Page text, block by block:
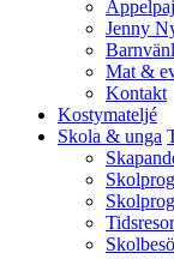
Jenny
Mat &
Kontakt
Kostymateljé
Skola & unga
Tidsresor